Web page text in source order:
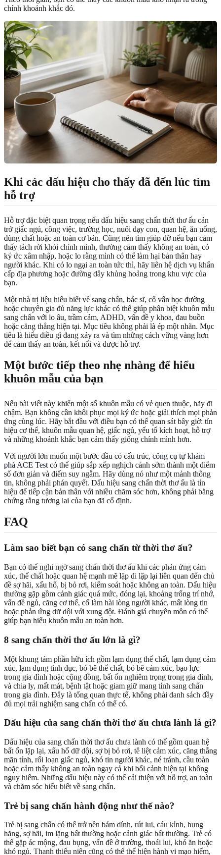
chính khoảnh khắc đó.
Khi các dấu hiệu cho thấy đã đến lúc tìm
hỗ trợ
Hỗ trợ đặc biệt quan trọng nếu dấu hiệu sang chấn thời thơ ấu cản
trở giấc ngủ, công việc, trường học, nuôi dạy con, quan hệ, ăn uống,
dùng chất hoặc an toàn cơ bản. Cũng nên tìm giúp đỡ nếu bạn cảm
thấy tách rời khỏi chính mình, thường cảm thấy không an toàn, có
ký ức xâm nhập, hoặc lo rằng mình có thể làm hại bản thân hay
người khác. Khi có lo ngại an toàn tức thì, hãy liên hệ dịch vụ khẩn
cấp địa phương hoặc đường dây khủng hoảng trong khu vực của
bạn.
Một nhà trị liệu hiểu biết về sang chấn, bác sĩ, cố vấn học đường
hoặc chuyên gia đủ năng lực khác có thể giúp phân biệt khuôn mẫu
sang chấn với lo âu, trầm cảm, ADHD, vấn đề y khoa, đau buồn
hoặc căng thẳng hiện tại. Mục tiêu không phải là ép một nhãn. Mục
tiêu là hiểu điều gì đang xảy ra và tìm những cách vững vàng hơn
để cảm thấy an toàn, kết nối và được hỗ trợ.
Một bước tiếp theo nhẹ nhàng để hiểu
khuôn mẫu của bạn
Nếu bài viết này khiến một số khuôn mẫu có vẻ quen thuộc, hãy đi
chậm. Bạn không cần khôi phục mọi ký ức hoặc giải thích mọi phản
ứng cùng lúc. Hãy bắt đầu với điều bạn có thể quan sát bây giờ: tín
hiệu cơ thể, khuôn mẫu quan hệ, giấc ngủ, yếu tố kích hoạt, hỗ trợ
và những khoảnh khắc bạn cảm thấy giống chính mình hơn.
Với người lớn muốn một bước đầu có cấu trúc, công cụ tự khám
phá ACE Test có thể giúp sắp xếp nghịch cảnh sớm thành một điểm
số đơn giản và điểm suy ngẫm. Hãy dùng nó như một mảnh thông
tin, không phải phán quyết. Dấu hiệu sang chấn thời thơ ấu là tín
hiệu để tiếp cận bản thân với nhiều chăm sóc hơn, không phải bằng
chứng rằng tương lai của bạn đã cố định.
FAQ
Làm sao biết bạn có sang chấn từ thời thơ ấu?
Bạn có thể nghi ngờ sang chấn thời thơ ấu khi các phản ứng cảm
xúc, thể chất hoặc quan hệ mạnh mẽ lặp đi lặp lại liên quan đến chủ
đề sợ hãi, xấu hổ, bị bỏ rơi, kiểm soát hoặc không an toàn. Dấu hiệu
thường gặp gồm cảnh giác quá mức, đóng lại, khoảng trống trí nhớ,
vấn đề ngủ, căng cơ thể, cố làm hài lòng người khác, mất lòng tin
hoặc phản ứng dữ dội với xung đột. Đánh giá chuyên môn có thể
giúp bạn hiểu khuôn mẫu an toàn hơn.
8 sang chấn thời thơ ấu lớn là gì?
Một khung tám phần hữu ích gồm lạm dụng thể chất, lạm dụng cảm
xúc, lạm dụng tình dục, bỏ bê thể chất, bỏ bê cảm xúc, bạo lực
trong gia đình hoặc cộng đồng, bất ổn nghiêm trọng trong gia đình,
và chia ly, mất mát, bệnh tật hoặc giam giữ mang tính sang chấn
trong gia đình. Đây là tổng quan thực tế, không phải danh sách đầy
đủ mọi trải nghiệm sang chấn có thể có.
Dấu hiệu của sang chấn thời thơ ấu chưa lành là gì?
Dấu hiệu của sang chấn thời thơ ấu chưa lành có thể gồm quan hệ
bất ổn lặp lại, xấu hổ dữ dội, sợ bị bỏ rơi, tê liệt cảm xúc, căng thẳng
mãn tính, rối loạn giấc ngủ, khó tin người khác, né tránh, cầu toàn
hoặc cảm thấy không an toàn ngay cả khi bối cảnh hiện tại không
nguy hiểm. Những dấu hiệu này có thể cải thiện với hỗ trợ, an toàn
và chăm sóc hiểu biết về sang chấn.
Trẻ bị sang chấn hành động như thế nào?
Trẻ bị sang chấn có thể trở nên bám dính, rút lui, cáu kỉnh, hung
hăng, sợ hãi, im lặng bất thường hoặc cảnh giác bất thường. Trẻ có
thể gặp ác mộng, đau bụng, vấn đề ở trường, thoái lui, khó ăn hoặc
khó ngủ. Thanh thiếu niên cũng có thể thể hiện hành vi mạo hiểm,